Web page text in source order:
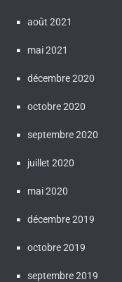
août 2021
mai 2021
décembre 2020
octobre 2020
septembre 2020
juillet 2020
mai 2020
décembre 2019
octobre 2019
septembre 2019